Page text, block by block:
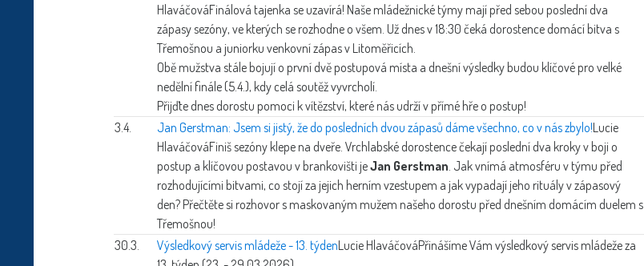
HlaváčováFinálová tajenka se uzavírá! Naše mládežnické týmy mají před sebou poslední dva
zápasy sezóny, ve kterých se rozhodne o všem. Už dnes v 18:30 čeká dorostence domácí bitva s
Třemošnou a juniorku venkovní zápas v Litoměřicích.
Obě mužstva stále bojují o první dvě postupová místa a dnešní výsledky budou klíčové pro velké
nedělní finále (5.4.), kdy celá soutěž vyvrcholí.
Přijďte dnes dorostu pomoci k vítězství, které nás udrží v přímé hře o postup!
3.4.
Jan Gerstman: Jsem si jistý, že do posledních dvou zápasů dáme všechno, co v nás zbylo!Lucie
HlaváčováFiniš sezóny klepe na dveře. Vrchlabské dorostence čekají poslední dva kroky v boji o
postup a klíčovou postavou v brankovišti jeJan Gerstman . Jak vnímá atmosféru v týmu před
rozhodujícími bitvami, co stojí za jejich herním vzestupem a jak vypadají jeho rituály v zápasový
den? Přečtěte si rozhovor s maskovaným mužem našeho dorostu před dnešním domácím duelem s
Třemošnou!
30.3.
Výsledkový servis mládeže - 13. týdenLucie HlaváčováPřinášíme Vám výsledkový servis mládeže za